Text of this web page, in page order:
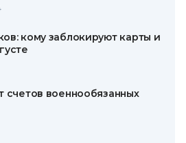
кому заблокируют карты и
счетов военнообязанных